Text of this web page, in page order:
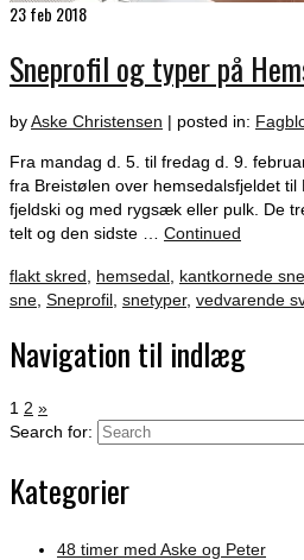
23feb 2018
Sneprofil og typer på
byAske Christensen | posted in:
Fra mandag d. 5. til fredag d. 9.
fra Breistølen over hemsedalsfjeldet til
fjeldski og med rygsæk eller pulk. De
telt og den sidste … Continued
flakt skred, hemsedal, kantkornede sne
sne, Sneprofil, snetyper, vedvarende
Navigation til indlæg
1 2 »
Search for:
Kategorier
48 timer med Aske og Peter